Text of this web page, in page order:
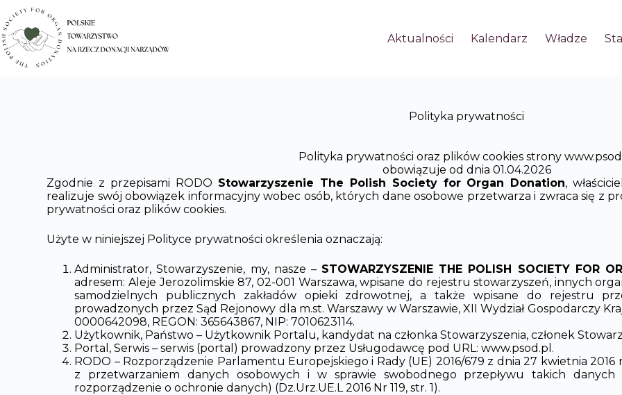
Aktualności Kalendarz Władze
Polityka prywatności
Polityka prywatności oraz plików cookies strony
obowiązuje od dnia 01.04.2026
Zgodnie z przepisami RODO Stowarzyszenie The Polish Society for Organ Donation,
realizuje swój obowiązek informacyjny wobec osób, których dane osobowe przetwarza i zwraca się z
prywatności oraz plików cookies.
Użyte w niniejszej Polityce prywatności określenia oznaczają:
Administrator, Stowarzyszenie, my, nasze – STOWARZYSZENIE THE POLISH SOCIETY FOR
adresem: Aleje Jerozolimskie 87, 02-001 Warszawa, wpisane do rejestru stowarzyszeń, innych
samodzielnych publicznych zakładów opieki zdrowotnej, a także wpisane do rejestru
prowadzonych przez Sąd Rejonowy dla m.st. Warszawy w Warszawie, XII Wydział Gospodarczy
0000642098, REGON: 365643867, NIP: 7010623114.
Użytkownik, Państwo – Użytkownik Portalu, kandydat na członka Stowarzyszenia, członek
Portal, Serwis – serwis (portal) prowadzony przez Usługodawcę pod URL: www.psod.pl.
RODO – Rozporządzenie Parlamentu Europejskiego i Rady (UE) 2016/679 z dnia 27 kwietnia
z przetwarzaniem danych osobowych i w sprawie swobodnego przepływu takich
rozporządzenie o ochronie danych) (Dz.Urz.UE.L 2016 Nr 119, str. 1).